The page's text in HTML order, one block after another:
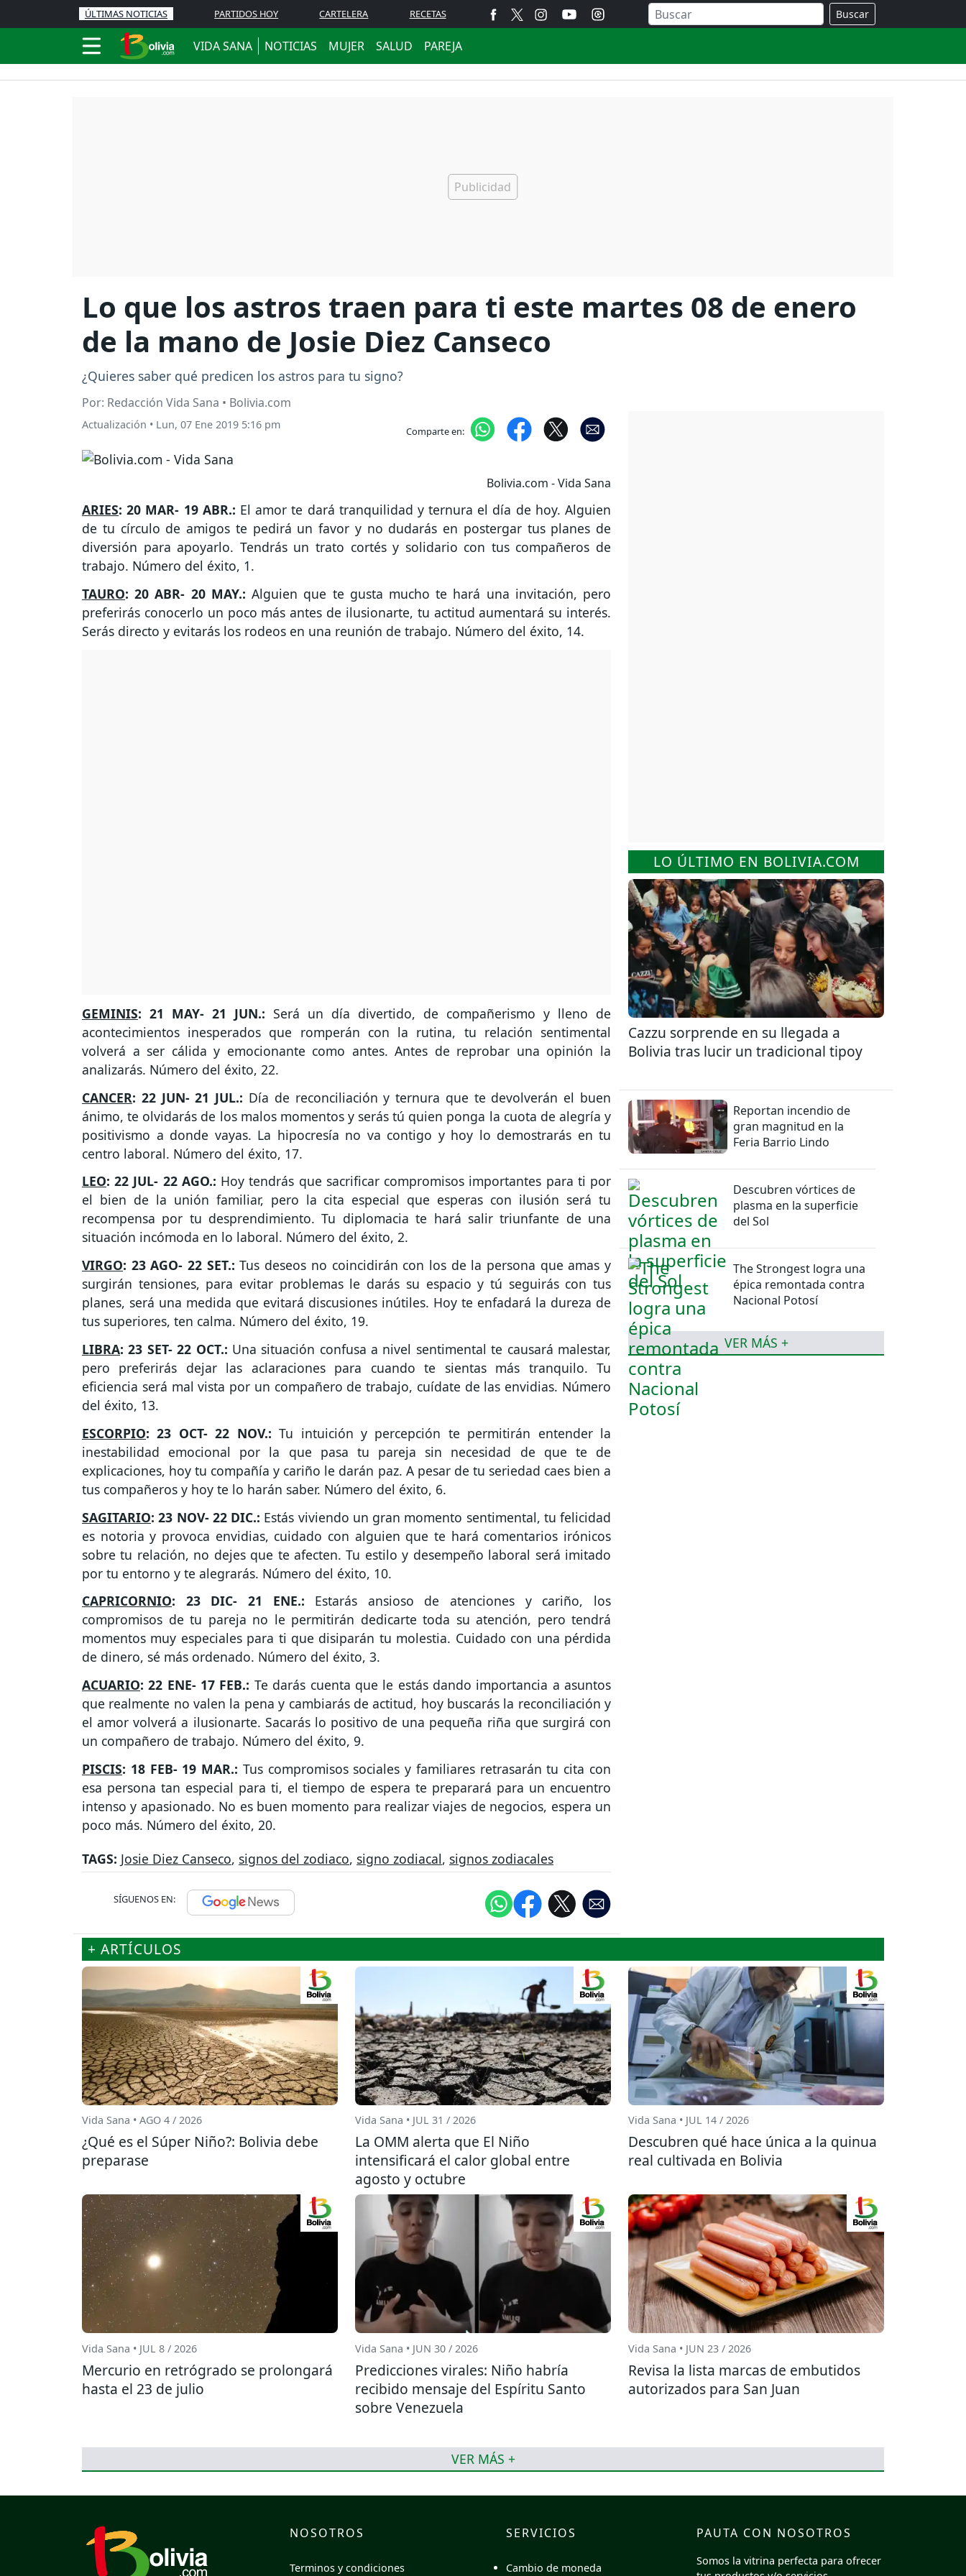
ÚLTIMAS NOTICIAS PARTIDOS HOY CARTELERA RECETAS Buscar
VIDA SANA NOTICIAS MUJER SALUD PAREJA
Lo que los astros traen para ti este martes 08 de enero
de la mano de Josie Diez Canseco
¿Quieres saber qué predicen los astros para tu signo?
Por: Redacción Vida Sana • Bolivia.com
Actualización • Lun, 07 Ene 2019 5:16 pm Comparte en:
Bolivia.com - Vida Sana
ARIES: 20 MAR- 19 ABR.: El amor te dará tranquilidad y ternura el día de hoy. Alguien
de tu círculo de amigos te pedirá un favor y no dudarás en postergar tus planes de
diversión para apoyarlo. Tendrás un trato cortés y solidario con tus compañeros de
trabajo. Número del éxito, 1.
TAURO: 20 ABR- 20 MAY.:Alguien que te gusta mucho te hará una invitación, pero
preferirás conocerlo un poco más antes de ilusionarte, tu actitud aumentará su interés.
Serás directo y evitarás los rodeos en una reunión de trabajo. Número del éxito, 14.
GEMINIS: 21 MAY- 21 JUN.: Será un día divertido, de compañerismo y lleno de
acontecimientos inesperados que romperán con la rutina, tu relación sentimental
volverá a ser cálida y emocionante como antes. Antes de reprobar una opinión la
analizarás. Número del éxito, 22.
CANCER: 22 JUN- 21 JUL.: Día de reconciliación y ternura que te devolverán el buen
ánimo, te olvidarás de los malos momentos y serás tú quien ponga la cuota de alegría y
positivismo a donde vayas. La hipocresía no va contigo y hoy lo demostrarás en tu
centro laboral. Número del éxito, 17.
LEO: 22 JUL- 22 AGO.: Hoy tendrás que sacrificar compromisos importantes para ti por
el bien de la unión familiar, pero la cita especial que esperas con ilusión será tu
recompensa por tu desprendimiento. Tu diplomacia te hará salir triunfante de una
situación incómoda en lo laboral. Número del éxito, 2.
VIRGO: 23 AGO- 22 SET.: Tus deseos no coincidirán con los de la persona que amas y
surgirán tensiones, para evitar problemas le darás su espacio y tú seguirás con tus
planes, será una medida que evitará discusiones inútiles. Hoy te enfadará la dureza de
tus superiores, ten calma. Número del éxito, 19.
LIBRA: 23 SET- 22 OCT.: Una situación confusa a nivel sentimental te causará malestar,
pero preferirás dejar las aclaraciones para cuando te sientas más tranquilo. Tu
eficiencia será mal vista por un compañero de trabajo, cuídate de las envidias. Número
del éxito, 13.
ESCORPIO: 23 OCT- 22 NOV.: Tu intuición y percepción te permitirán entender la
inestabilidad emocional por la que pasa tu pareja sin necesidad de que te de
explicaciones, hoy tu compañía y cariño le darán paz. A pesar de tu seriedad caes bien a
tus compañeros y hoy te lo harán saber. Número del éxito, 6.
SAGITARIO: 23 NOV- 22 DIC.: Estás viviendo un gran momento sentimental, tu felicidad
es notoria y provoca envidias, cuidado con alguien que te hará comentarios irónicos
sobre tu relación, no dejes que te afecten. Tu estilo y desempeño laboral será imitado
por tu entorno y te alegrarás. Número del éxito, 10.
CAPRICORNIO: 23 DIC- 21 ENE.: Estarás ansioso de atenciones y cariño, los
compromisos de tu pareja no le permitirán dedicarte toda su atención, pero tendrá
momentos muy especiales para ti que disiparán tu molestia. Cuidado con una pérdida
de dinero, sé más ordenado. Número del éxito, 3.
ACUARIO: 22 ENE- 17 FEB.: Te darás cuenta que le estás dando importancia a asuntos
que realmente no valen la pena y cambiarás de actitud, hoy buscarás la reconciliación y
el amor volverá a ilusionarte. Sacarás lo positivo de una pequeña riña que surgirá con
un compañero de trabajo. Número del éxito, 9.
PISCIS: 18 FEB- 19 MAR.: Tus compromisos sociales y familiares retrasarán tu cita con
esa persona tan especial para ti, el tiempo de espera te preparará para un encuentro
intenso y apasionado. No es buen momento para realizar viajes de negocios, espera un
poco más. Número del éxito, 20.
TAGS: Josie Diez Canseco, signos del zodiaco, signo zodiacal, signos zodiacales
SÍGUENOS EN:
LO ÚLTIMO EN BOLIVIA.COM
Cazzu sorprende en su llegada a
Bolivia tras lucir un tradicional tipoy
Reportan incendio de
gran magnitud en la
Feria Barrio Lindo
Descubren vórtices de
plasma en la superficie
del Sol
The Strongest logra una
épica remontada contra
Nacional Potosí
VER MÁS +
+ ARTÍCULOS
Vida Sana • AGO 4 / 2026
¿Qué es el Súper Niño?: Bolivia debe
preparase
Vida Sana • JUL 31 / 2026
La OMM alerta que El Niño
intensificará el calor global entre
agosto y octubre
Vida Sana • JUL 14 / 2026
Descubren qué hace única a la quinua
real cultivada en Bolivia
Vida Sana • JUL 8 / 2026
Mercurio en retrógrado se prolongará
hasta el 23 de julio
Vida Sana • JUN 30 / 2026
Predicciones virales: Niño habría
recibido mensaje del Espíritu Santo
sobre Venezuela
Vida Sana • JUN 23 / 2026
Revisa la lista marcas de embutidos
autorizados para San Juan
VER MÁS +
NOSOTROS
Terminos y condiciones
SERVICIOS
Cambio de moneda
PAUTA CON NOSOTROS
Somos la vitrina perfecta para ofrecer